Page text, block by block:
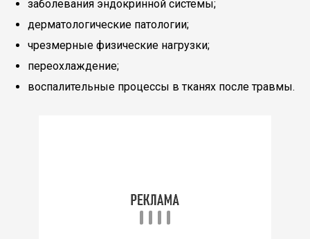
заболевания эндокринной системы;
дерматологические патологии;
чрезмерные физические нагрузки;
переохлаждение;
воспалительные процессы в тканях после травмы.